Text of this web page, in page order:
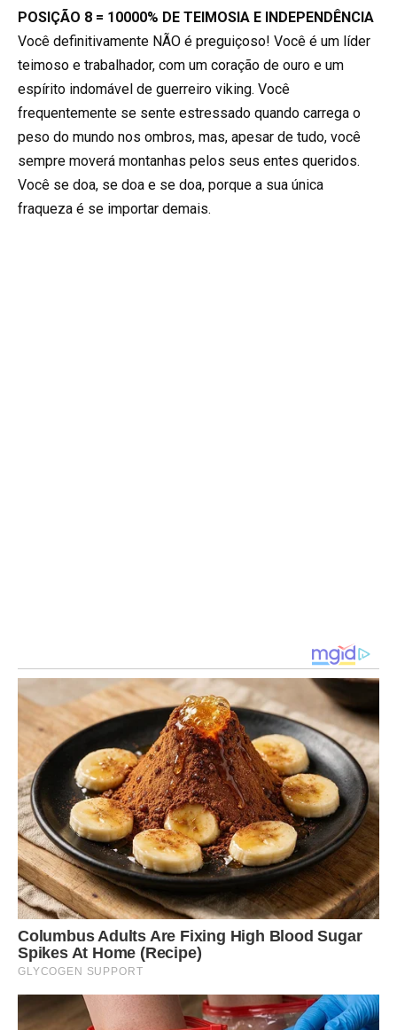
POSIÇÃO 8 = 10000% DE TEIMOSIA E INDEPENDÊNCIA
Você definitivamente NÃO é preguiçoso! Você é um líder
teimoso e trabalhador, com um coração de ouro e um
espírito indomável de guerreiro viking. Você
frequentemente se sente estressado quando carrega o
peso do mundo nos ombros, mas, apesar de tudo, você
sempre moverá montanhas pelos seus entes queridos.
Você se doa, se doa e se doa, porque a sua única
fraqueza é se importar demais.